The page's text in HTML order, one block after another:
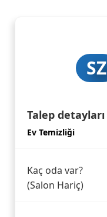
SZ
Talep detayları
Ev Temizliği
Kaç oda var?
(Salon Hariç)